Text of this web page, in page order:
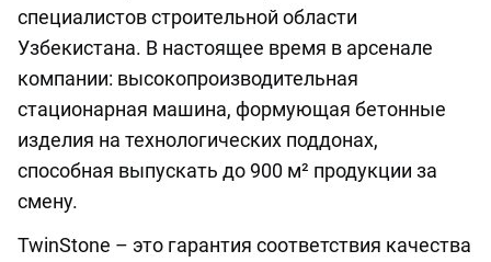
специалистов строительной области
Узбекистана. В настоящее время в арсенале
компании: высокопроизводительная
стационарная машина, формующая бетонные
изделия на технологических поддонах,
способная выпускать до 900 м² продукции за
смену.
TwinStone – это гарантия соответствия качества